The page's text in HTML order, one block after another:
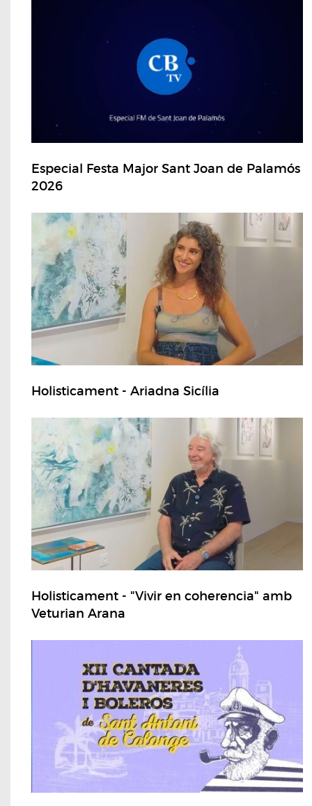
Especial Festa Major Sant Joan de Palamós
2026
Holisticament - Ariadna Sicília
Holisticament - "Vivir en coherencia" amb
Veturian Arana